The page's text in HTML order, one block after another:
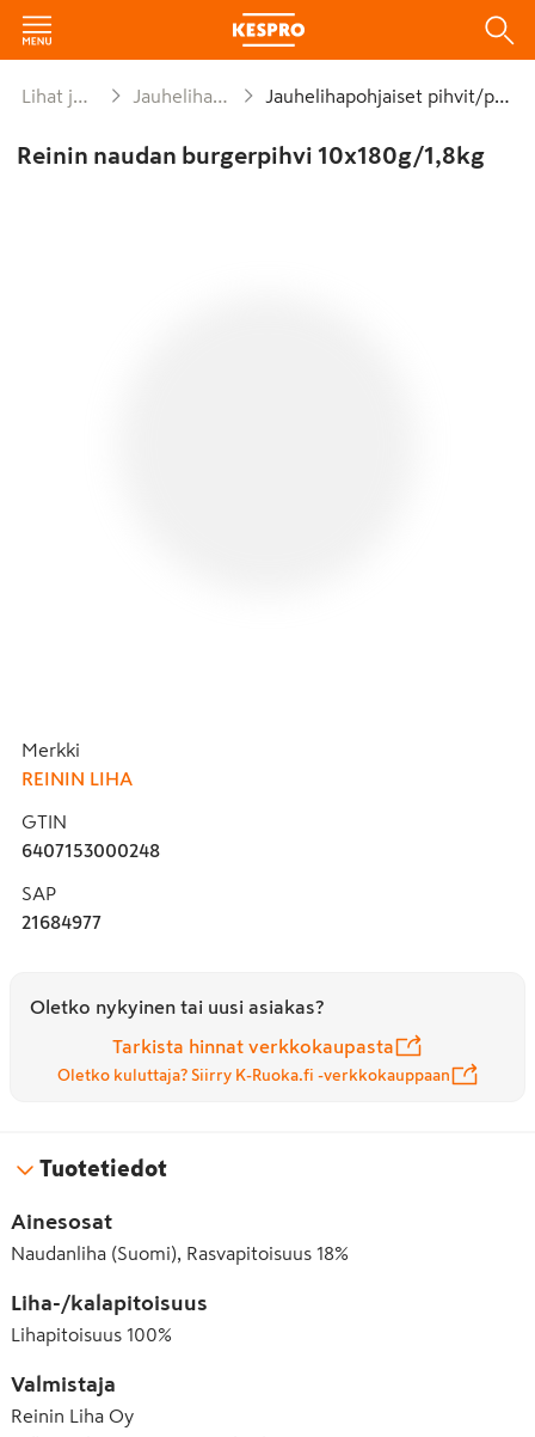
Lihat ja lihajalosteet Jauhelihat ja sekoitelihat Jauhelihapohjaiset pihvit/pyörykät
Reinin naudan burgerpihvi 10x180g/1,8kg
Merkki
REININ LIHA
GTIN
6407153000248
SAP
21684977
Oletko nykyinen tai uusi asiakas?
Tarkista hinnat verkkokaupasta
Oletko kuluttaja? Siirry K-Ruoka.fi -verkkokauppaan
Tuotetiedot
Ainesosat
Naudanliha (Suomi), Rasvapitoisuus 18%
Liha-/kalapitoisuus
Lihapitoisuus 100%
Valmistaja
Reinin Liha Oy